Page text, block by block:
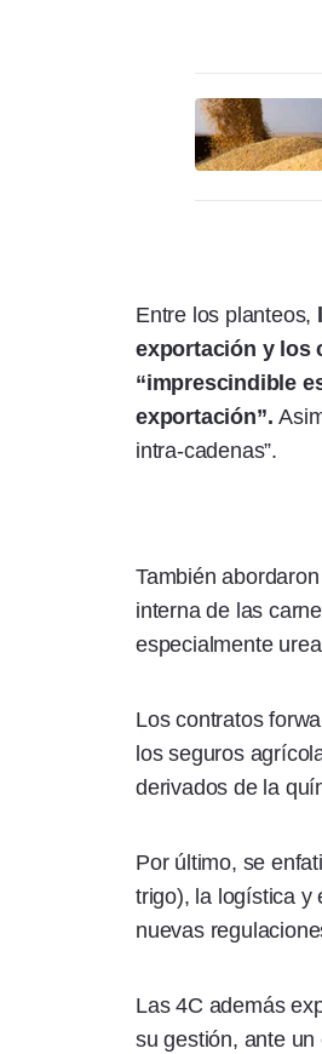
Entre los planteos,
exportación y los
“imprescindible
exportación”.
intra-cadenas”.
También
interna de las
especialmente
Los contratos
los seguros
derivados de la
Por último, se
trigo), la logística y
nuevas
Las 4C además
su gestión, ante